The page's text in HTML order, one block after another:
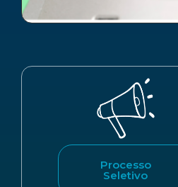
Processo
Seletivo